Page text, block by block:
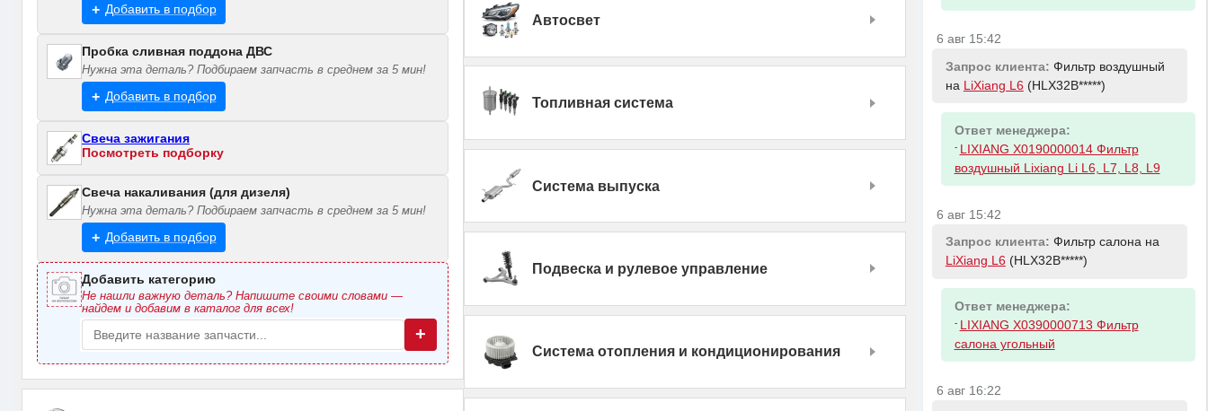
Добавить в подбор
Пробка сливная поддона ДВС
Нужна эта деталь? Подбираем запчасть в среднем за 5 мин!
Добавить в подбор
Свеча зажигания
Посмотреть подборку
Свеча накаливания (для дизеля)
Нужна эта деталь? Подбираем запчасть в среднем за 5 мин!
Добавить в подбор
Добавить категорию
Не нашли важную деталь? Напишите своими словами —
найдем и добавим в каталог для всех!
+
Автосвет
Топливная система
Система выпуска
Подвеска и рулевое управление
Система отопления и кондиционирования
6 авг 15:42
Запрос клиента: Фильтр воздушный
на LiXiang L6(HLX32B*****)
Ответ менеджера:
- LIXIANG X0190000014 Фильтр
воздушный Lixiang Li L6, L7, L8, L9
6 авг 15:42
Запрос клиента: Фильтр салона на
LiXiang L6(HLX32B*****)
Ответ менеджера:
- LIXIANG X0390000713 Фильтр
салона угольный
6 авг 16:22